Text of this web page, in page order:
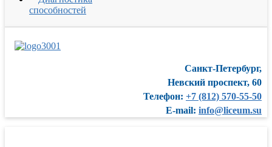
способностей
Санкт-Петербург,
Невский проспект, 60
Телефон: +7 (812) 570-55-50
E-mail: info@liceum.su